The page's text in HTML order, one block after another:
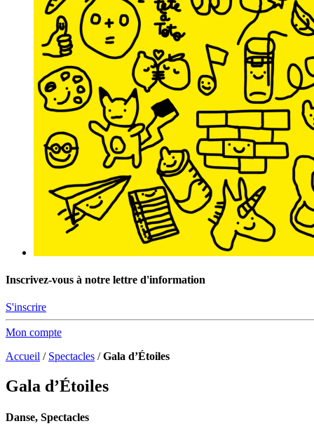
Inscrivez-vous à notre lettre d'information
S'inscrire
Mon compte
Accueil / Spectacles /Gala d’Étoiles
Gala d’Étoiles
Danse, Spectacles